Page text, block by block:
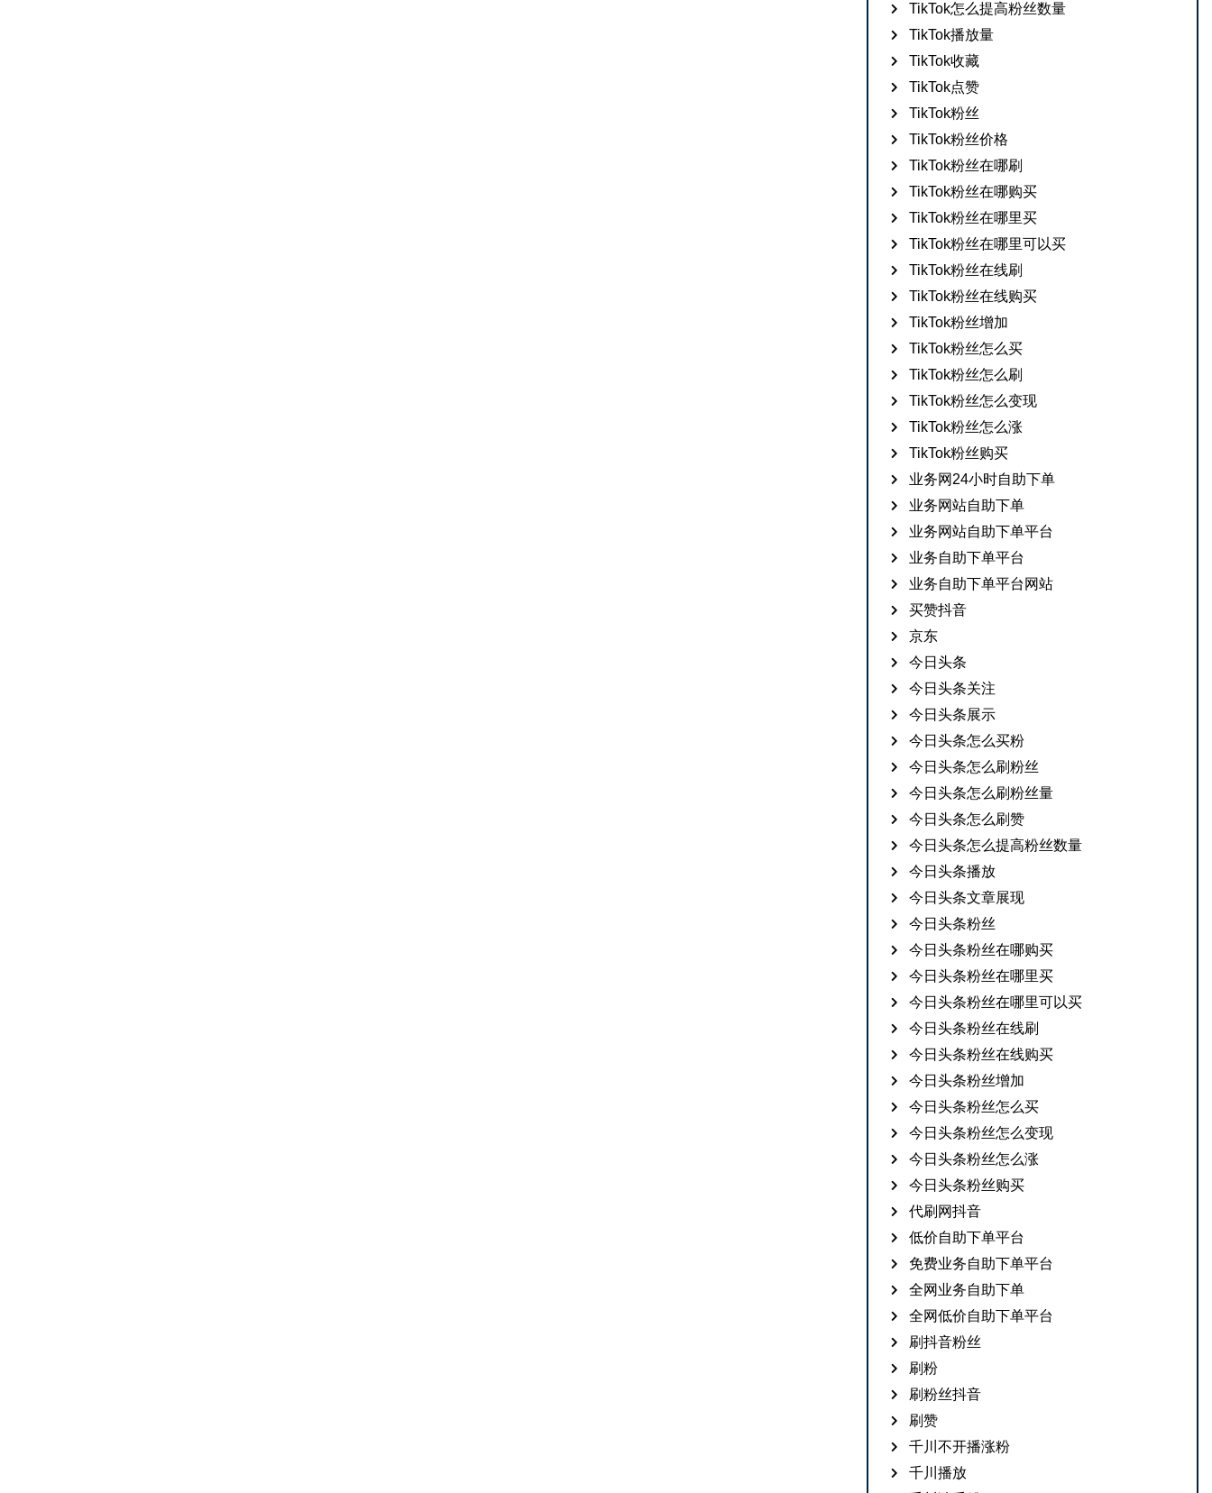
TikTok怎么提高粉丝数量
TikTok播放量
TikTok收藏
TikTok点赞
TikTok粉丝
TikTok粉丝价格
TikTok粉丝在哪刷
TikTok粉丝在哪购买
TikTok粉丝在哪里买
TikTok粉丝在哪里可以买
TikTok粉丝在线刷
TikTok粉丝在线购买
TikTok粉丝增加
TikTok粉丝怎么买
TikTok粉丝怎么刷
TikTok粉丝怎么变现
TikTok粉丝怎么涨
TikTok粉丝购买
业务网24小时自助下单
业务网站自助下单
业务网站自助下单平台
业务自助下单平台
业务自助下单平台网站
买赞抖音
京东
今日头条
今日头条关注
今日头条展示
今日头条怎么买粉
今日头条怎么刷粉丝
今日头条怎么刷粉丝量
今日头条怎么刷赞
今日头条怎么提高粉丝数量
今日头条播放
今日头条文章展现
今日头条粉丝
今日头条粉丝在哪购买
今日头条粉丝在哪里买
今日头条粉丝在哪里可以买
今日头条粉丝在线刷
今日头条粉丝在线购买
今日头条粉丝增加
今日头条粉丝怎么买
今日头条粉丝怎么变现
今日头条粉丝怎么涨
今日头条粉丝购买
代刷网抖音
低价自助下单平台
免费业务自助下单平台
全网业务自助下单
全网低价自助下单平台
刷抖音粉丝
刷粉
刷粉丝抖音
刷赞
千川不开播涨粉
千川播放